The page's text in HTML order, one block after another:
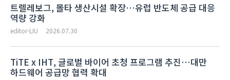
트렐레보그, 몰타 생산시설 확장…유럽 반도체 공급 대응
역량 강화
editor-LIU 2026.07.30
TiTE x IHT, 글로벌 바이어 초청 프로그램 추진…대만
하드웨어 공급망 협력 확대